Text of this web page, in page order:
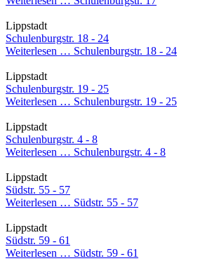
Lippstadt
Schulenburgstr. 18 - 24
Weiterlesen … Schulenburgstr. 18 - 24
Lippstadt
Schulenburgstr. 19 - 25
Weiterlesen … Schulenburgstr. 19 - 25
Lippstadt
Schulenburgstr. 4 - 8
Weiterlesen … Schulenburgstr. 4 - 8
Lippstadt
Südstr. 55 - 57
Weiterlesen … Südstr. 55 - 57
Lippstadt
Südstr. 59 - 61
Weiterlesen … Südstr. 59 - 61